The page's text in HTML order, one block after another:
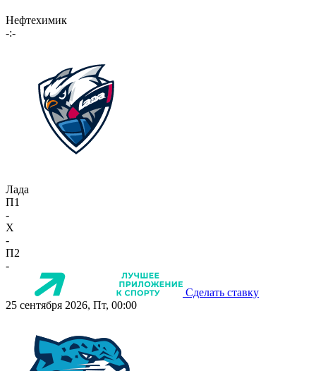
Нефтехимик
-:-
Лада
П1
-
X
-
П2
-
Сделать ставку
25 сентября 2026, Пт, 00:00